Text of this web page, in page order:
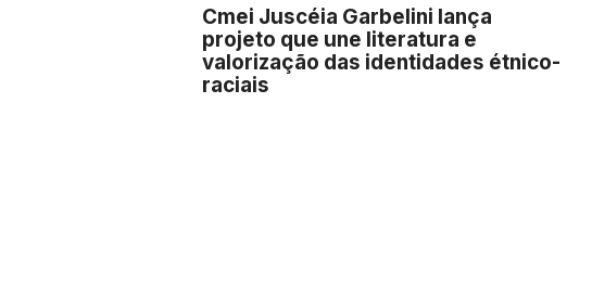
Cmei Juscéia Garbelini lança
projeto que une literatura e
valorização das identidades étnico-
raciais